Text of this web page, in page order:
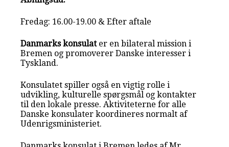
Fredag: 16.00-19.00 & Efter aftale
Danmarks konsulater en bilateral mission i
Bremen og promoverer Danske interesser i
Tyskland.
Konsulatet spiller også en vigtig rolle i
udvikling, kulturelle spørgsmål og kontakter
til den lokale presse. Aktiviteterne for alle
Danske konsulater koordineres normalt af
Udenrigsministeriet.